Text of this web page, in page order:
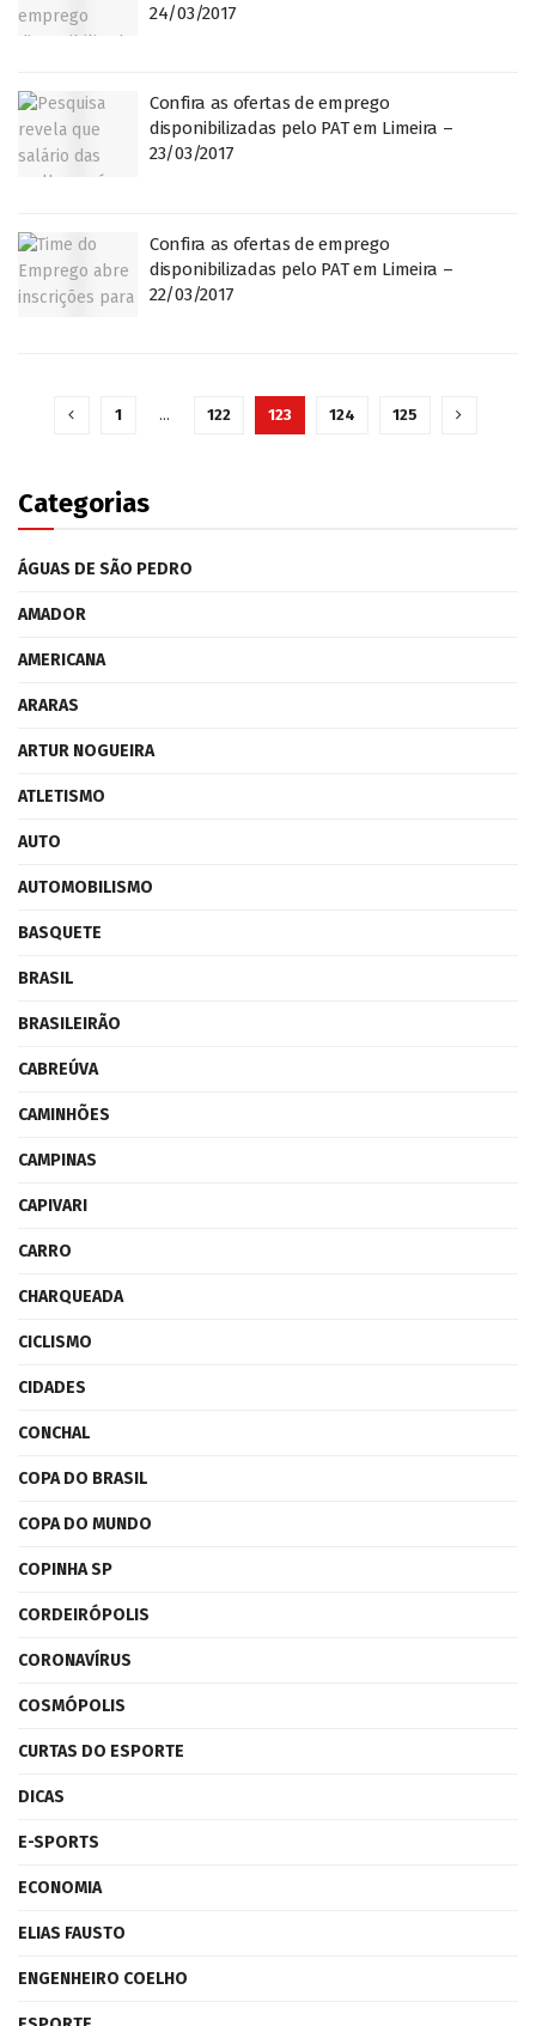
24/03/2017
Confira as ofertas de emprego
disponibilizadas pelo PAT em Limeira –
23/03/2017
Confira as ofertas de emprego
disponibilizadas pelo PAT em Limeira –
22/03/2017
1 … 122 123 124 125
Categorias
ÁGUAS DE SÃO PEDRO
AMADOR
AMERICANA
ARARAS
ARTUR NOGUEIRA
ATLETISMO
AUTO
AUTOMOBILISMO
BASQUETE
BRASIL
BRASILEIRÃO
CABREÚVA
CAMINHÕES
CAMPINAS
CAPIVARI
CARRO
CHARQUEADA
CICLISMO
CIDADES
CONCHAL
COPA DO BRASIL
COPA DO MUNDO
COPINHA SP
CORDEIRÓPOLIS
CORONAVÍRUS
COSMÓPOLIS
CURTAS DO ESPORTE
DICAS
E-SPORTS
ECONOMIA
ELIAS FAUSTO
ENGENHEIRO COELHO